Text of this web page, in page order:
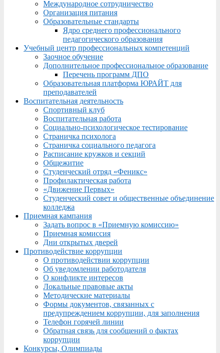
Международное сотрудничество
Организация питания
Образовательные стандарты
Ядро среднего профессионального
педагогического образования
Учебный центр профессиональных компетенций
Заочное обучение
Дополнительное профессиональное образование
Перечень программ ДПО
Образовательная платформа ЮРАЙТ для
преподавателей
Воспитательная деятельность
Спортивный клуб
Воспитательная работа
Социально-психологическое тестирование
Страничка психолога
Страничка социального педагога
Расписание кружков и секций
Общежитие
Студенческий отряд «Феникс»
Профилактическая работа
«Движение Первых»
Студенческий совет и общественные объединение
колледжа
Приемная кампания
Задать вопрос в «Приемную комиссию»
Приемная комиссия
Дни открытых дверей
Противодействие коррупции
О противодействии коррупции
Об уведомлении работодателя
О конфликте интересов
Локальные правовые акты
Методические материалы
Формы документов, связанных с
предупреждением коррупции, для заполнения
Телефон горячей линии
Обратная связь для сообщений о фактах
коррупции
Конкурсы, Олимпиады